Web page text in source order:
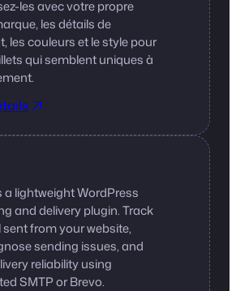
les avec votre propre
les détails de
les couleurs et le style pour
qui semblent uniques à
a lightweight WordPress
and delivery plugin. Track
sent from your website,
sending issues, and
reliability using
SMTP or Brevo.